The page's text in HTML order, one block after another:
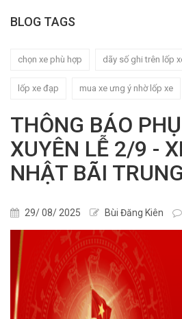
BLOG TAGS
chọn xe phù hợp dãy số ghi trên lốp
lốp xe đạp mua xe ưng ý nhờ lốp xe
THÔNG BÁO
XUYÊN LỄ 2/9 -
NHẬT BÃI
29/ 08/ 2025 Bùi Đăng Kiên